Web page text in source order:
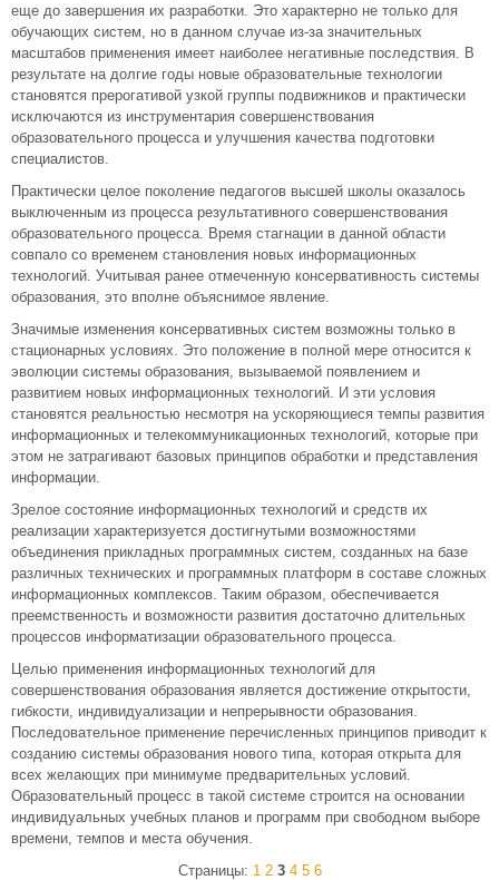
еще до завершения их разработки. Это характерно не только для
обучающих систем, но в данном случае из-за значительных
масштабов применения имеет наиболее негативные последствия. В
результате на долгие годы новые образовательные технологии
становятся прерогативой узкой группы подвижников и практически
исключаются из инструментария совершенствования
образовательного процесса и улучшения качества подготовки
специалистов.
Практически целое поколение педагогов высшей школы оказалось
выключенным из процесса результативного совершенствования
образовательного процесса. Время стагнации в данной области
совпало со временем становления новых информационных
технологий. Учитывая ранее отмеченную консервативность системы
образования, это вполне объяснимое явление.
Значимые изменения консервативных систем возможны только в
стационарных условиях. Это положение в полной мере относится к
эволюции системы образования, вызываемой появлением и
развитием новых информационных технологий. И эти условия
становятся реальностью несмотря на ускоряющиеся темпы развития
информационных и телекоммуникационных технологий, которые при
этом не затрагивают базовых принципов обработки и представления
информации.
Зрелое состояние информационных технологий и средств их
реализации характеризуется достигнутыми возможностями
объединения прикладных программных систем, созданных на базе
различных технических и программных платформ в составе сложных
информационных комплексов. Таким образом, обеспечивается
преемственность и возможности развития достаточно длительных
процессов информатизации образовательного процесса.
Целью применения информационных технологий для
совершенствования образования является достижение открытости,
гибкости, индивидуализации и непрерывности образования.
Последовательное применение перечисленных принципов приводит к
созданию системы образования нового типа, которая открыта для
всех желающих при минимуме предварительных условий.
Образовательный процесс в такой системе строится на основании
индивидуальных учебных планов и программ при свободном выборе
времени, темпов и места обучения.
Страницы: 1 2 3 4 5 6